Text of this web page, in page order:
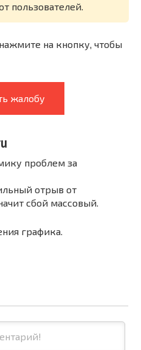
пользователей.
на кнопку, чтобы
жалобу
проблем за
отрыв от
сбой массовый.
графика.